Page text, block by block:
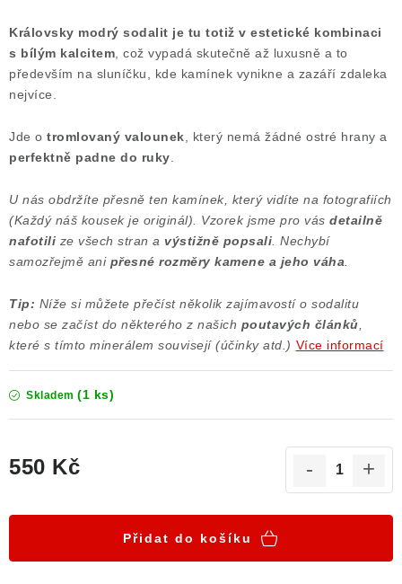
Formulář pro uplatnění reklamace
Formulář pro odstoupení od smlouvy
Poučení o právu na odstoupení od smlouvy
Královsky modrý sodalit je tu totiž v estetické kombinaci
s bílým kalcitem , což vypadá skutečně až luxusně a to
především na sluníčku, kde kamínek vynikne a zazáří zdaleka
nejvíce.
Jde o tromlovaný valounek , který nemá žádné ostré hrany a
perfektně padne do ruky
U nás obdržíte přesně ten kamínek, který vidíte na fotografiích
(Každý náš kousek je originál). Vzorek jsme pro vás detailně
nafotili ze všech stran a výstižně popsali . Nechybí
samozřejmě ani přesné rozměry kamene a jeho váha
Tip: Níže si můžete přečíst několik zajímavostí o sodalitu
nebo se začíst do některého z našich poutavých článků
které s tímto minerálem souvisejí (účinky atd.) Více informací
Skladem (1 ks)
550 Kč
Přidat do košíku